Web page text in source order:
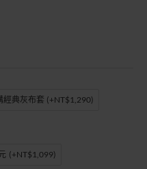
經典灰布套 (+NT$1,290)
(+NT$1,099)